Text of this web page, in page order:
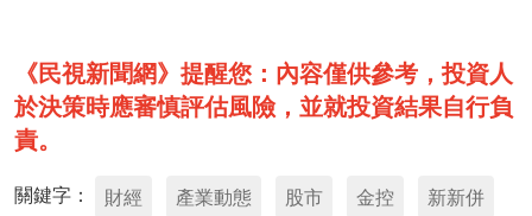
《民視新聞網》提醒您：內容僅供參考，投資人
於決策時應審慎評估風險，並就投資結果自行負
責。
關鍵字： 財經 產業動態 股市 金控 新新併